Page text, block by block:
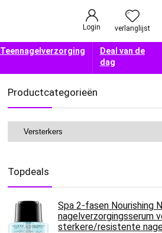
Login verlanglijst
Teennagelverzorging
Deal van de
dag
Productcategorieën
Topdeals
Spa 2-fasen Nourishing
nagelverzorgingsserum
sterkere/resistente